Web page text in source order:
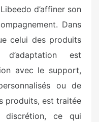
d’affiner son
Dans
celui des produits
est
avec le support,
ou de
produits, est traitée
discrétion, ce qui